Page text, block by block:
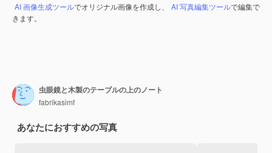
AI 画像生成ツールでオリジナル画像を作成し、 AI 写真編集ツールで編集で
きます。
虫眼鏡と木製のテーブルの上のノート
fabrikasimf
あなたにおすすめの写真